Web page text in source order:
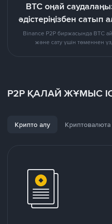
BTC оңай
әдістеріңізбен
Binance P2P биржасында BTC
және сату үшін төменнен
P2P ҚАЛАЙ ЖҰМЫС
Крипто алу Криптовалюта